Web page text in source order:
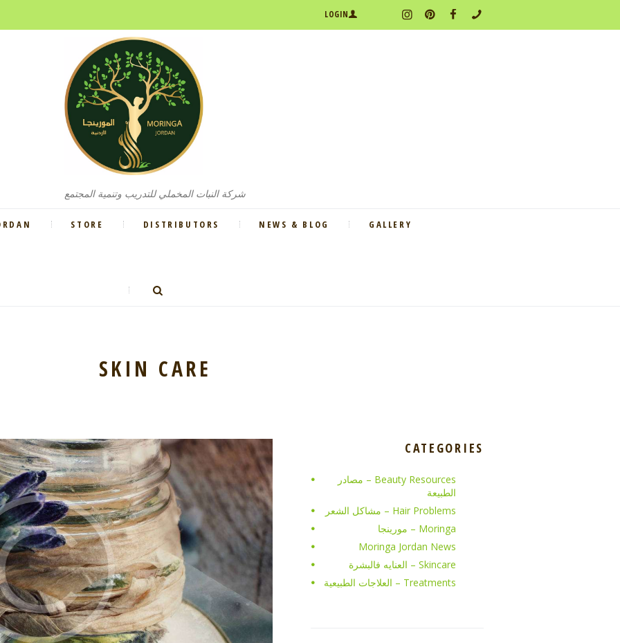
LOGIN
شركة النبات المخملي للتدريب وتنمية المجتمع
STORE DISTRIBUTORS NEWS & BLOG GALLERY
SKIN CARE
CATEGORIES
Beauty Resources – مصادر
الطبيعة
Hair Problems – مشاكل الشعر
Moringa – مورينجا
Moringa Jordan News
Skincare – العنايه فالبشرة
Treatments – العلاجات الطبيعية